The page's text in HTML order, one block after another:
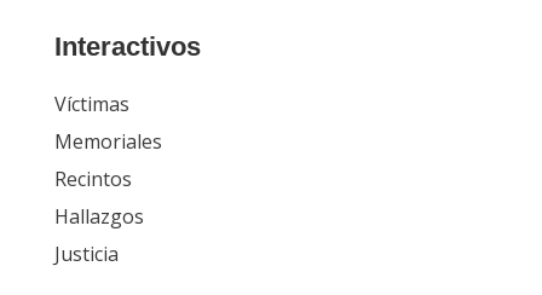
Interactivos
Víctimas
Memoriales
Recintos
Hallazgos
Justicia